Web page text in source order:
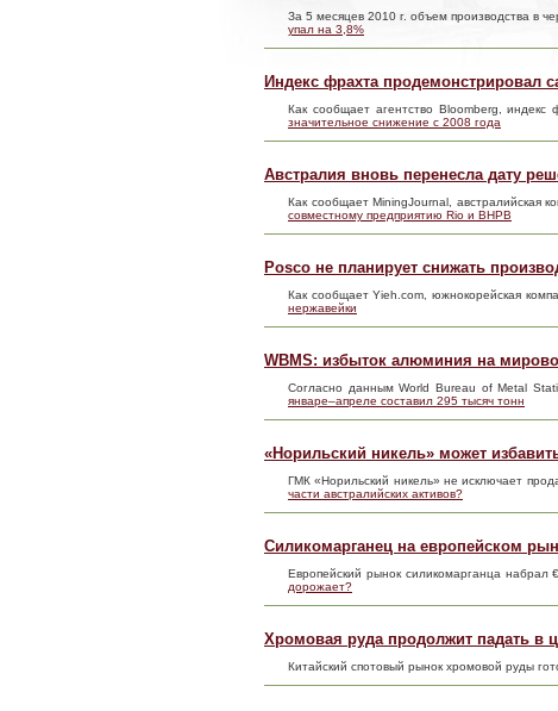
За 5 месяцев 2010 г. объем производства в
упал на 3,8%
Индекс фрахта продемонстрировал
Как сообщает агентство Bloomberg,
значительное снижение с 2008 года
Австралия вновь перенесла дату
Как сообщает MiningJournal, австралийская
совместному предприятию Rio и BHPB
Posco не планирует снижать
Как сообщает Yieh.com, южнокорейская
нержавейки
WBMS: избыток алюминия на
Согласно данным World Bureau of Metal
январе–апреле составил 295 тысяч тонн
«Норильский никель» может
ГМК «Норильский никель» не исключает
части австралийских активов?
Силикомарганец на европейском
Европейский рынок силикомарганца
дорожает?
Хромовая руда продолжит падать в
Китайский спотовый рынок хромовой руды